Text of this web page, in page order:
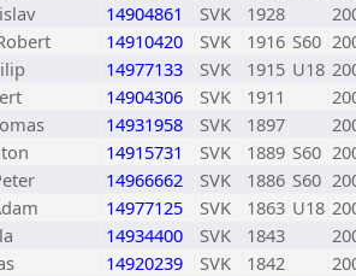
14904861 SVK 1928
14910420 SVK 1916 S60
14977133 SVK 1915 U18
14904306 SVK 1911
14931958 SVK 1897
14915731 SVK 1889 S60
14966662 SVK 1886 S60
14977125 SVK 1863 U18
14934400 SVK 1843
14920239 SVK 1842